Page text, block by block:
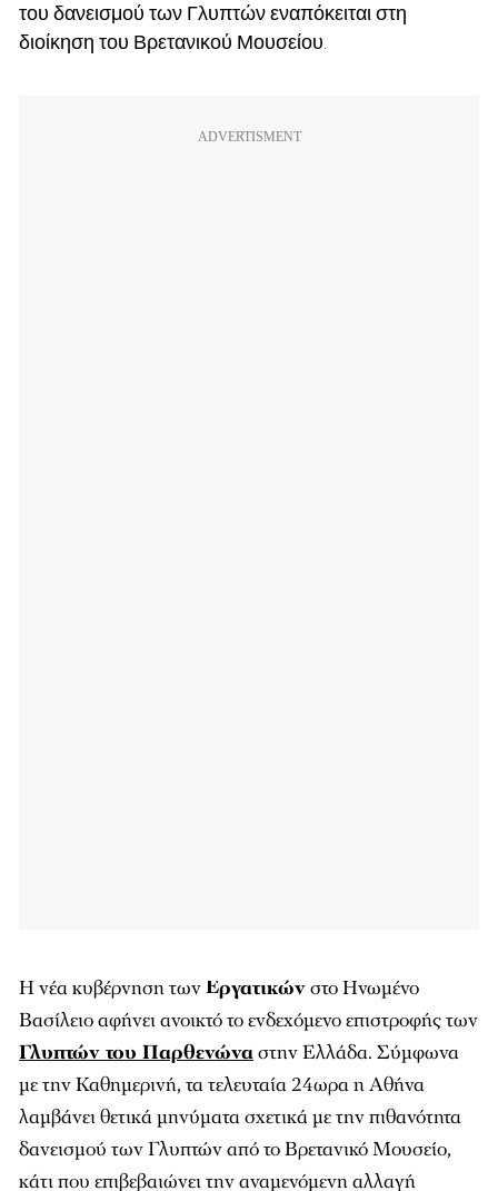
του δανεισμού των Γλυπτών εναπόκειται στη
διοίκηση του Βρετανικού Μουσείου.
Η νέα κυβέρνηση τωνΕργατικώνστο Ηνωμένο
Βασίλειο αφήνει ανοικτό το ενδεχόμενο επιστροφής των
Γλυπτών του Παρθενώναστην Ελλάδα. Σύμφωνα
με την Καθημερινή, τα τελευταία 24ωρα η Αθήνα
λαμβάνει θετικά μηνύματα σχετικά με την πιθανότητα
δανεισμού των Γλυπτών από το Βρετανικό Μουσείο,
κάτι που επιβεβαιώνει την αναμενόμενη αλλαγή